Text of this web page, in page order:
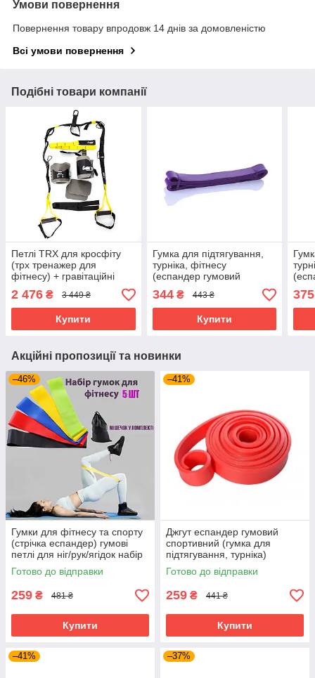
Умови повернення
Повернення товару впродовж 14 днів за домовленістю
Всі умови повернення
Подібні товари компанії
Петлі TRX для кросфіту
(трх тренажер для
фітнесу) + гравітаційні
черевики для турніку
OSPORT Set 55 (n-0085)
Чорно-жовтий
2 476 ₴ 3 449 ₴
Купити
Гумка для підтягування,
турніка, фітнесу
(еспандер гумовий
спортивний) 2080x19 мм
OSPORT (MS 1876)
344₴ 443 ₴
Купити
375
Акційні пропозиції та новинки
–46%
Гумки для фітнесу та спорту
(стрічка еспандер) гумові
петлі для ніг/рук/ягідок набір
5шт OSPORT (OF-0021)
Готово до відправки
259 ₴ 481 ₴
Купити
–41%
Джгут еспандер гумовий
спортивний (гумка для
підтягування, турніка)
3500x40 мм OSPORT (MS
2013) Червоний
Готово до відправки
259 ₴ 441 ₴
Купити
–41% –37%